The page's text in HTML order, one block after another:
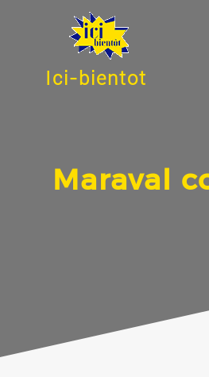
Ici-bientot
Maraval